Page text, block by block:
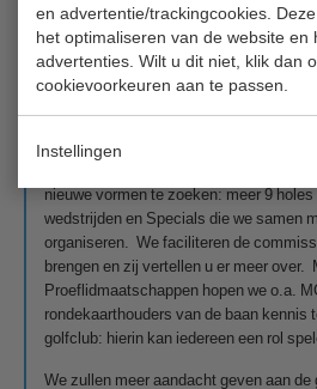
en advertentie/trackingcookies.
het optimaliseren van de website en
advertenties. Wilt u dit niet, klik dan
cookievoorkeuren aan te passen.
Instellingen
We willen ook de Jeugd meer
de Jeugd Commissie voor hen de
golfclubs stimuleren, zodat we ook
golfbaan laten kennismaken. Het
Er is al veel gedaan om de kalender
nieuwe vormen te zoeken: meer 9 holes
wedstrijden en Specials die we samen
organiseren. We faciliteren de
brengen en zij vertellen u er meer over.
Proeflidmaatschappen hopen we o.a.
rondekaarthouders van de baan kennis
golfclub: hierin kan iedereen een rol
We zullen meer aandacht geven aan